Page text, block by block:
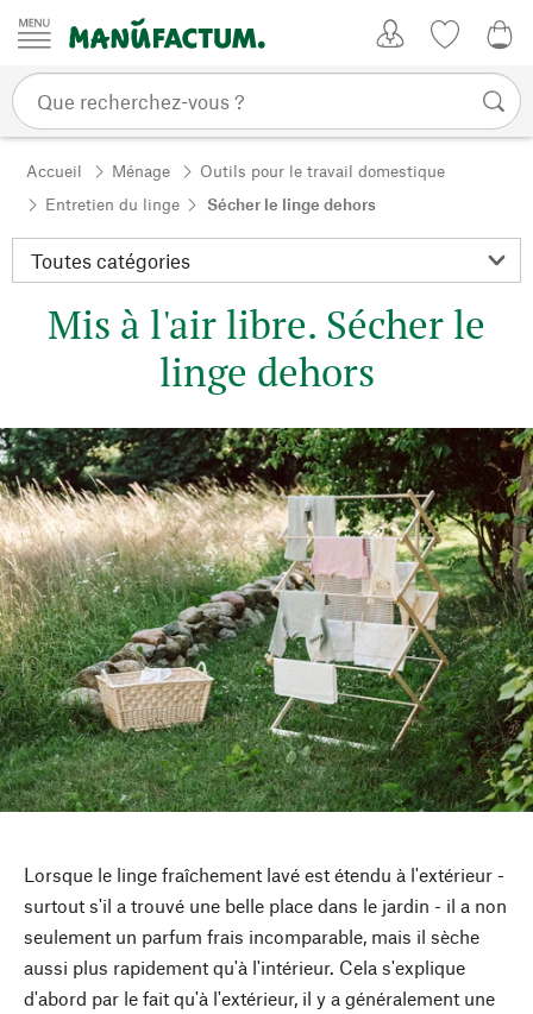
Passer au contenu
Accueil Ménage
Outils pour le travail domestique
Entretien du linge
Sécher le linge dehors
Mis à l'air libre. Sécher le
linge dehors
Lorsque le linge fraîchement lavé est étendu à l'extérieur -
surtout s'il a trouvé une belle place dans le jardin - il a non
seulement un parfum frais incomparable, mais il sèche
aussi plus rapidement qu'à l'intérieur. Cela s'explique
d'abord par le fait qu'à l'extérieur, il y a généralement une